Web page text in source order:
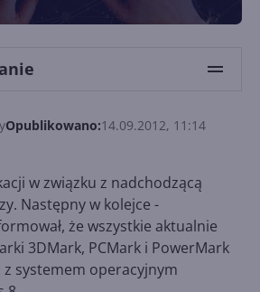
Opublikowano:14.09.2012, 11:14
w związku z nadchodzącą
Następny w kolejce -
że wszystkie aktualnie
3DMark, PCMark i PowerMark
z systemem operacyjnym